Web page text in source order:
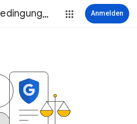
Nutzungsbedingungen Anmelden